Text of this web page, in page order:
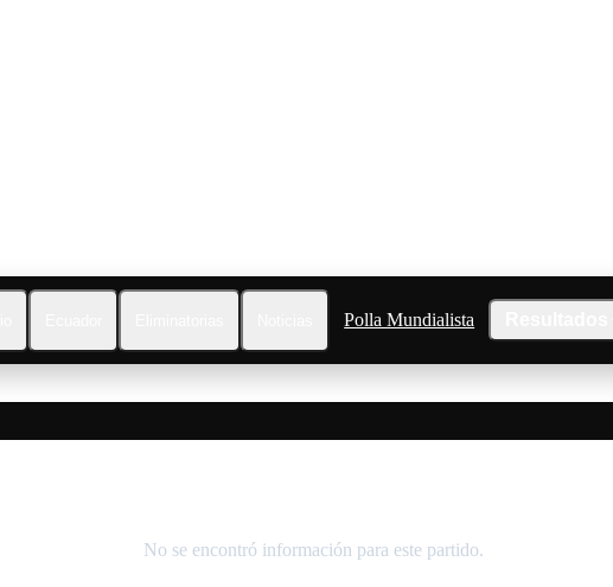
Polla Mundialista
No se encontró información para este partido.